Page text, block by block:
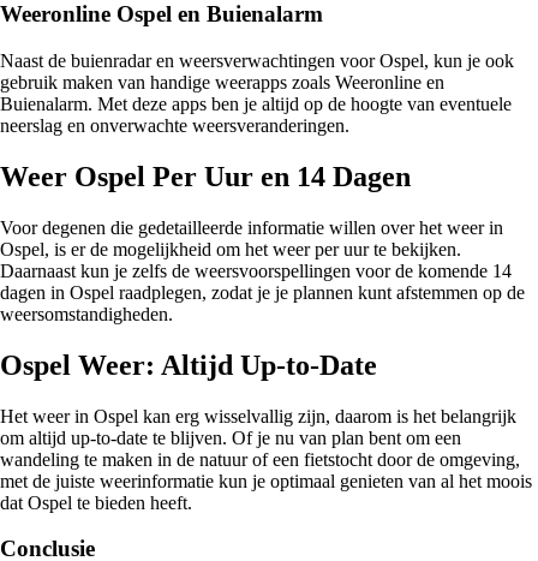
Weeronline Ospel en Buienalarm
Naast de buienradar en weersverwachtingen voor Ospel, kun je ook
gebruik maken van handige weerapps zoals Weeronline en
Buienalarm. Met deze apps ben je altijd op de hoogte van eventuele
neerslag en onverwachte weersveranderingen.
Weer Ospel Per Uur en 14 Dagen
Voor degenen die gedetailleerde informatie willen over het weer in
Ospel, is er de mogelijkheid om het weer per uur te bekijken.
Daarnaast kun je zelfs de weersvoorspellingen voor de komende 14
dagen in Ospel raadplegen, zodat je je plannen kunt afstemmen op de
weersomstandigheden.
Ospel Weer: Altijd Up-to-Date
Het weer in Ospel kan erg wisselvallig zijn, daarom is het belangrijk
om altijd up-to-date te blijven. Of je nu van plan bent om een
wandeling te maken in de natuur of een fietstocht door de omgeving,
met de juiste weerinformatie kun je optimaal genieten van al het moois
dat Ospel te bieden heeft.
Conclusie